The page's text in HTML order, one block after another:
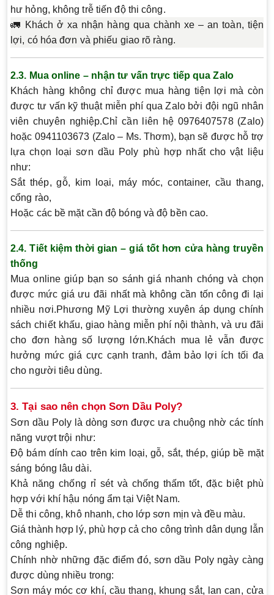
hư hỏng, không trễ tiến độ thi công.
🚛 Khách ở xa nhận hàng qua chành xe – an toàn, tiện
lợi, có hóa đơn và phiếu giao rõ ràng.
2.3. Mua online – nhận tư vấn trực tiếp qua Zalo
Khách hàng không chỉ được mua hàng tiện lợi mà còn
được tư vấn kỹ thuật miễn phí qua Zalo bởi đội ngũ nhân
viên chuyên nghiệp.Chỉ cần liên hệ 0976407578 (Zalo)
hoặc 0941103673 (Zalo – Ms. Thơm), bạn sẽ được hỗ trợ
lựa chọn loạisơn dầu Poly phù hợp nhất cho vật liệu
như:
Sắt thép, gỗ, kim loại, máy móc, container, cầu thang,
cổng rào,
Hoặc các bề mặt cần độ bóng và độ bền cao.
2.4. Tiết kiệm thời gian – giá tốt hơn cửa hàng truyền
thống
Mua online giúp bạnso sánh giá nhanh chóng và chọn
được mức giá ưu đãi nhấtmà không cần tốn công đi lại
nhiều nơi.Phương Mỹ Lợi thường xuyên áp dụng chính
sách chiết khấu, giao hàng miễn phí nội thành, và ưu đãi
cho đơn hàng số lượng lớn.Khách mua lẻ vẫn được
hưởng mức giá cực cạnh tranh, đảm bảo lợi ích tối đa
cho người tiêu dùng.
3. Tại sao nên chọn Sơn Dầu Poly?
Sơn dầu Poly là dòng sơn được ưa chuộng nhờ các tính
năng vượt trội như:
Độ bám dính cao trên kim loại, gỗ, sắt, thép, giúp bề mặt
sáng bóng lâu dài.
Khả năng chống rỉ sét và chống thấm tốt, đặc biệt phù
hợp với khí hậu nóng ẩm tại Việt Nam.
Dễ thi công, khô nhanh, cho lớp sơn mịn và đều màu.
Giá thành hợp lý, phù hợp cả cho công trình dân dụng lẫn
công nghiệp.
Chính nhờ những đặc điểm đó, sơn dầu Poly ngày càng
được dùng nhiều trong:
Sơn máy móc cơ khí, cầu thang, khung sắt, lan can, cửa